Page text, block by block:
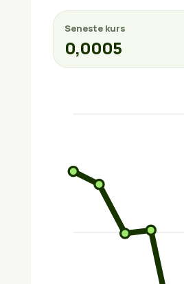
Seneste kurs
0,0005